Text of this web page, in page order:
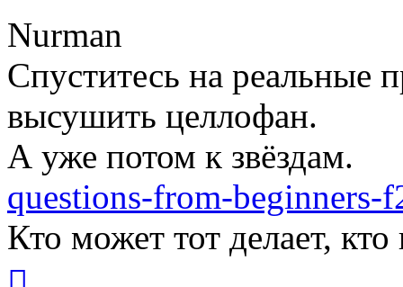
Nurman
Спуститесь на реальные
высушить целлофан.
А уже потом к звёздам.
questions-from-beginners-
Кто может тот делает,